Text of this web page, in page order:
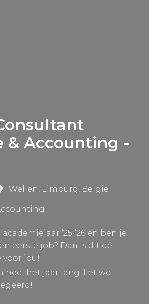
& Accounting -
Wellen, Limburg, België
‘25-’26 en ben je
eerste job? Dan is dit dé
voor jou!
heel het jaar lang. Let wel,